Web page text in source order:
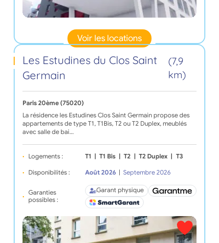
Voir les locations
Les Estudines du Clos Saint
Germain
(7,9
km)
Paris 20ème (75020)
La résidence les Estudines Clos Saint Germain propose des
appartements de type T1, T1Bis, T2 ou T2 Duplex, meublés
avec salle de bai…
Logements : T1 T1 Bis T2 T2 Duplex T3
Disponibilités : Août 2026 Septembre 2026
Garanties
possibles :
Garant physique